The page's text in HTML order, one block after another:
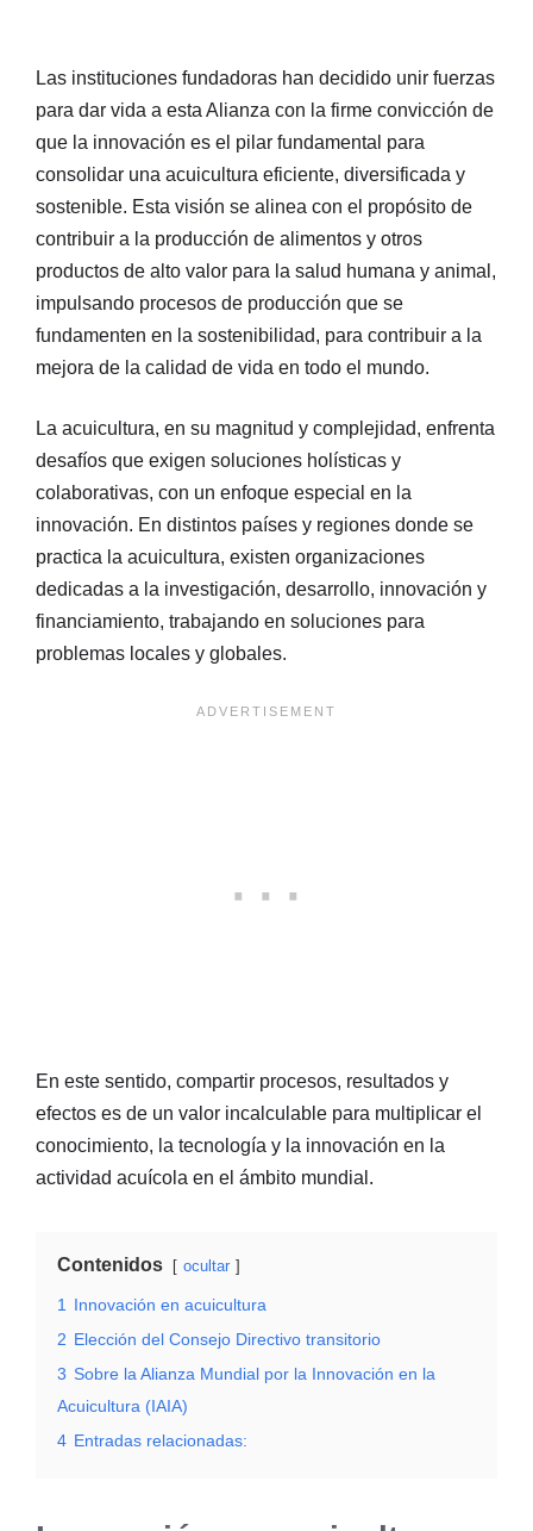
Las instituciones fundadoras han decidido unir fuerzas
para dar vida a esta Alianza con la firme convicción de
que la innovación es el pilar fundamental para
consolidar una acuicultura eficiente, diversificada y
sostenible. Esta visión se alinea con el propósito de
contribuir a la producción de alimentos y otros
productos de alto valor para la salud humana y animal,
impulsando procesos de producción que se
fundamenten en la sostenibilidad, para contribuir a la
mejora de la calidad de vida en todo el mundo.
La acuicultura, en su magnitud y complejidad, enfrenta
desafíos que exigen soluciones holísticas y
colaborativas, con un enfoque especial en la
innovación. En distintos países y regiones donde se
practica la acuicultura, existen organizaciones
dedicadas a la investigación, desarrollo, innovación y
financiamiento, trabajando en soluciones para
problemas locales y globales.
En este sentido, compartir procesos, resultados y
efectos es de un valor incalculable para multiplicar el
conocimiento, la tecnología y la innovación en la
actividad acuícola en el ámbito mundial.
Contenidos ocultar
1
Innovación en acuicultura
2 Elección del Consejo Directivo transitorio
3 Sobre la Alianza Mundial por la Innovación en la
Acuicultura (IAIA)
4 Entradas relacionadas: